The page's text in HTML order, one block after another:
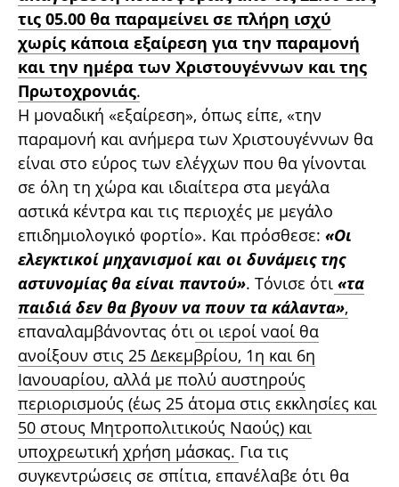
τις 05.00 θα παραμείνει σε πλήρη ισχύ
χωρίς κάποια εξαίρεση για την παραμονή
και την ημέρα των Χριστουγέννων και της
Πρωτοχρονιάς.
Η μοναδική «εξαίρεση», όπως είπε, «την
παραμονή και ανήμερα των Χριστουγέννων θα
είναι στο εύρος των ελέγχων που θα γίνονται
σε όλη τη χώρα και ιδιαίτερα στα μεγάλα
αστικά κέντρα και τις περιοχές με μεγάλο
επιδημιολογικό φορτίο». Και πρόσθεσε: «Οι
ελεγκτικοί μηχανισμοί και οι δυνάμεις της
αστυνομίας θα είναι παντού». Τόνισε ότι «τα
παιδιά δεν θα βγουν να πουν τα κάλαντα»,
επαναλαμβάνοντας ότι οι ιεροί ναοί θα
ανοίξουν στις 25 Δεκεμβρίου, 1η και 6η
Ιανουαρίου, αλλά με πολύ αυστηρούς
περιορισμούς (έως 25 άτομα στις εκκλησίες και
50 στους Μητροπολιτικούς Ναούς) και
υποχρεωτική χρήση μάσκας. Για τις
συγκεντρώσεις σε σπίτια, επανέλαβε ότι θα